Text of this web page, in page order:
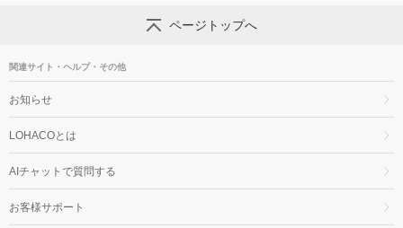
ページトップへ
関連サイト・ヘルプ・その他
お知らせ
LOHACOとは
AIチャットで質問する
お客様サポート